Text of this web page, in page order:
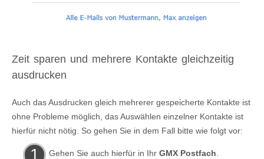
Zeit sparen und mehrere Kontakte gleichzeitig
ausdrucken
Auch das Ausdrucken gleich mehrerer gespeicherte Kontakte ist
ohne Probleme möglich, das Auswählen einzelner Kontakte ist
hierfür nicht nötig. So gehen Sie in dem Fall bitte wie folgt vor:
Gehen Sie auch hierfür in Ihr GMX Postfach